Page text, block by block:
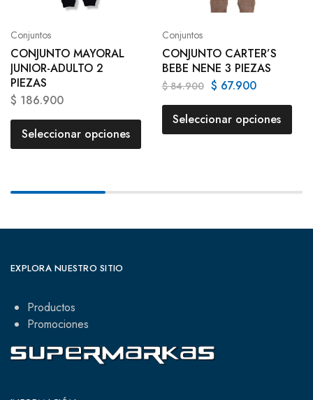
Conjuntos
CONJUNTO MAYORAL
JUNIOR-ADULTO 2
PIEZAS
$ 186.900
Seleccionar opciones
Conjuntos
CONJUNTO CARTER’S
BEBE NENE 3 PIEZAS
$84.900 $ 67.900
Seleccionar opciones
EXPLORA NUESTRO SITIO
Productos
Promociones